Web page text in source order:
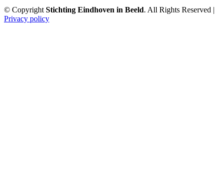
© Copyright Stichting Eindhoven in Beeld. All Rights Reserved |
Privacy policy